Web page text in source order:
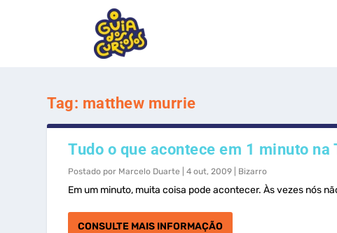
Tag: matthew murrie
Tudo o que acontece em 1 minuto na
Postado por Marcelo Duarte |4 out, 2009 Bizarro
Em um minuto, muita coisa pode acontecer. Às vezes nós
CONSULTE MAIS INFORMAÇÃO